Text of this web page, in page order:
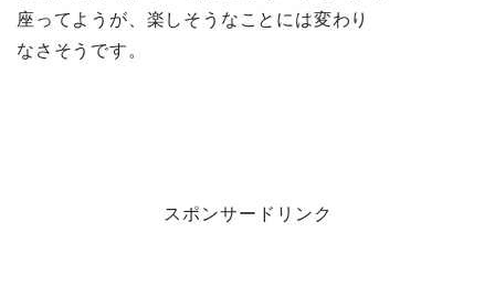
座ってようが、楽しそうなことには変わり
なさそうです。
スポンサードリンク